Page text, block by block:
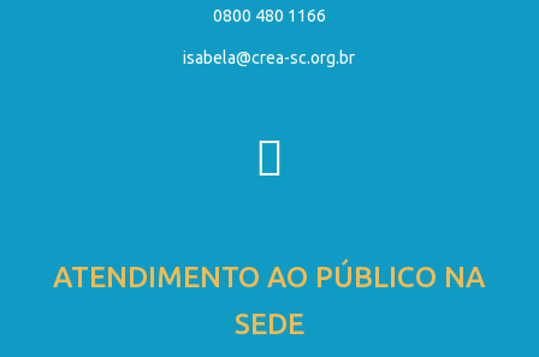
0800 480 1166
isabela@crea-sc.org.br
ATENDIMENTO AO PÚBLICO NA
SEDE